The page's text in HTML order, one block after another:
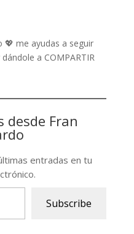
💖 me ayudas a seguir
a COMPARTIR
desde Fran
entradas en tu
Subscribe